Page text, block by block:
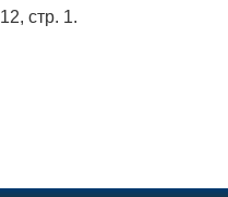
12, стр. 1.